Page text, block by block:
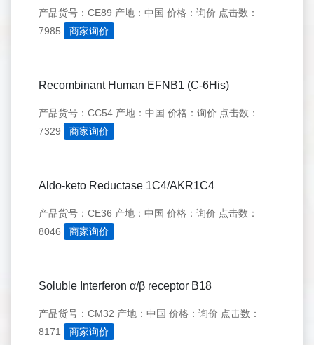
产品货号：CE89 产地：中国 价格：询价 点击数：
7985
商家询价
Recombinant Human EFNB1 (C-6His)
产品货号：CC54 产地：中国 价格：询价 点击数：
7329
商家询价
Aldo-keto Reductase 1C4/AKR1C4
产品货号：CE36 产地：中国 价格：询价 点击数：
8046
商家询价
Soluble Interferon α/β receptor B18
产品货号：CM32 产地：中国 价格：询价 点击数：
8171
商家询价